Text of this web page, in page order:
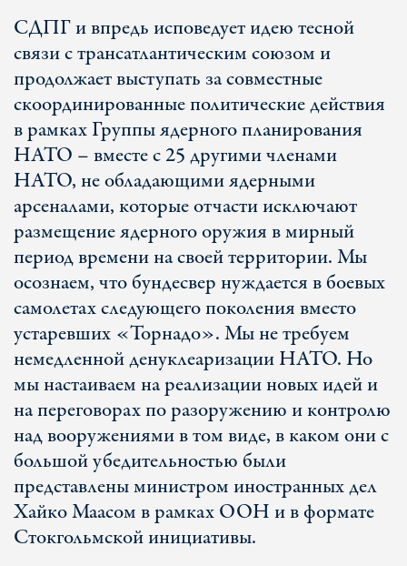
СДПГ и впредь исповедует идею тесной
связи с трансатлантическим союзом и
продолжает выступать за совместные
скоординированные политические действия
в рамках Группы ядерного планирования
НАТО – вместе с 25 другими членами
НАТО, не обладающими ядерными
арсеналами, которые отчасти исключают
размещение ядерного оружия в мирный
период времени на своей территории. Мы
осознаем, что бундесвер нуждается в боевых
самолетах следующего поколения вместо
устаревших «Торнадо». Мы не требуем
немедленной денуклеаризации НАТО. Но
мы настаиваем на реализации новых идей и
на переговорах по разоружению и контролю
над вооружениями в том виде, в каком они с
большой убедительностью были
представлены министром иностранных дел
Хайко Маасом в рамках ООН и в формате
Стокгольмской инициативы.